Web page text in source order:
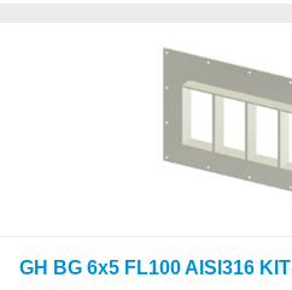
GH BG 6x5 FL100 AISI316 KIT